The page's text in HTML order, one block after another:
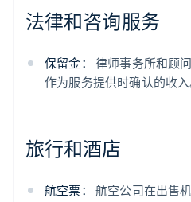
法律和咨询服务
保留金：
律师事务所和顾
作为服务提供时确认的收入
旅行和酒店
航空票：
航空公司在出售